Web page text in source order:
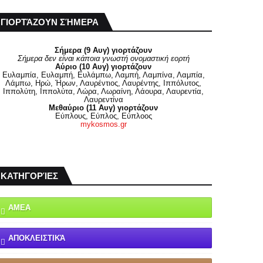
ΓΙΟΡΤΆΖΟΥΝ ΣΉΜΕΡΑ
Σήμερα (9 Αυγ) γιορτάζουν
Σήμερα δεν είναι κάποια γνωστή ονομαστική εορτή
Αύριο (10 Αυγ) γιορτάζουν
Ευλαμπία, Ευλαμπή, Ευλάμπω, Λαμπή, Λαμπίνα, Λαμπία,
Λάμπω, Ηρώ, Ήρων, Λαυρέντιος, Λαυρέντης, Ιππόλυτος,
Ιππολύτη, Ιππολύτα, Λώρα, Λωραίνη, Λάουρα, Λαυρεντία,
Λαυρεντίνα
Μεθαύριο (11 Αυγ) γιορτάζουν
Εύπλους, Εύπλος, Εύπλοος
mykosmos.gr
ΚΑΤΗΓΟΡΊΕΣ
ΑΜΕΑ
ΑΠΟΚΛΕΙΣΤΙΚΆ